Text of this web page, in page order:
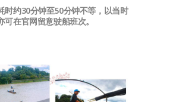
时约30分钟至50分钟不等，以当时
可在官网留意驶船班次。